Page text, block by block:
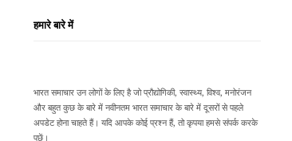
हमारे बारे में
भारत समाचार उन लोगों के लिए है जो प्रौद्योगिकी, स्वास्थ्य, विश्व, मनोरंजन
और बहुत कुछ के बारे में नवीनतम भारत समाचार के बारे में दूसरों से पहले
अपडेट होना चाहते हैं। यदि आपके कोई प्रश्न हैं, तो कृपया हमसे संपर्क करके
पूछें।